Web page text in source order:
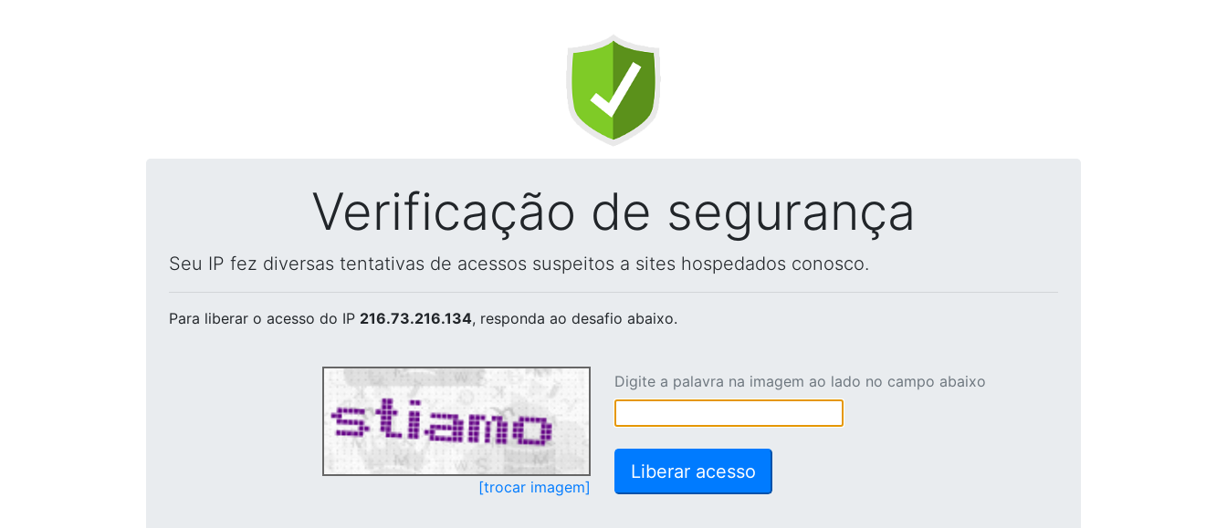
Verificação de segurança
Seu IP fez diversas tentativas de acessos suspeitos a sites hospedados conosco.
Para liberar o acesso do IP 216.73.216.134, responda ao desafio abaixo.
[trocar imagem]
Digite a palavra na imagem ao lado no campo abaixo